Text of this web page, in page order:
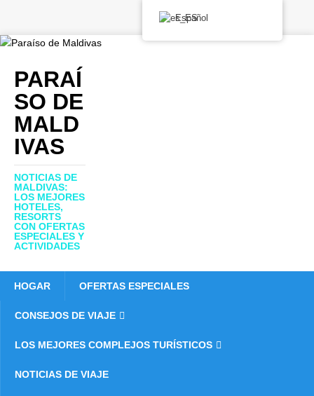
PARAÍ
SO DE
MALD
IVAS
NOTICIAS DE
MALDIVAS:
LOS MEJORES
HOTELES,
RESORTS
CON OFERTAS
ESPECIALES Y
ACTIVIDADES
HOGAR OFERTAS ESPECIALES
CONSEJOS DE VIAJE
LOS MEJORES COMPLEJOS TURÍSTICOS
NOTICIAS DE VIAJE
Español